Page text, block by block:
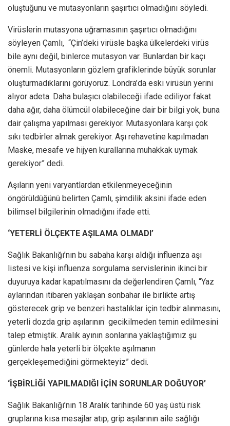
oluştuğunu ve mutasyonların şaşırtıcı olmadığını söyledi.
Virüslerin mutasyona uğramasının şaşırtıcı olmadığını
söyleyen Çamlı, “Çin’deki virüsle başka ülkelerdeki virüs
bile aynı değil, binlerce mutasyon var. Bunlardan bir kaçı
önemli. Mutasyonların gözlem grafiklerinde büyük sorunlar
oluşturmadıklarını görüyoruz. Londra’da eski virüsün yerini
alıyor adeta. Daha bulaşıcı olabileceği ifade ediliyor fakat
daha ağır, daha ölümcül olabileceğine dair bir bilgi yok, buna
dair çalışma yapılması gerekiyor. Mutasyonlara karşı çok
sıkı tedbirler almak gerekiyor. Aşı rehavetine kapılmadan
Maske, mesafe ve hijyen kurallarına muhakkak uymak
gerekiyor” dedi.
Aşıların yeni varyantlardan etkilenmeyeceğinin
öngörüldüğünü belirten Çamlı, şimdilik aksini ifade eden
bilimsel bilgilerinin olmadığını ifade etti.
‘YETERLİ ÖLÇEKTE AŞILAMA OLMADI’
Sağlık Bakanlığı’nın bu sabaha karşı aldığı influenza aşı
listesi ve kişi influenza sorgulama servislerinin ikinci bir
duyuruya kadar kapatılmasını da değerlendiren Çamlı, “Yaz
aylarından itibaren yaklaşan sonbahar ile birlikte artış
gösterecek grip ve benzeri hastalıklar için tedbir alınmasını,
yeterli dozda grip aşılarının gecikilmeden temin edilmesini
talep etmiştik. Aralık ayının sonlarına yaklaştığımız şu
günlerde hala yeterli bir ölçekte aşılmanın
gerçekleşemediğini görmekteyiz” dedi.
‘İŞBİRLİĞİ YAPILMADIĞI İÇİN SORUNLAR DOĞUYOR’
Sağlık Bakanlığı’nın 18 Aralık tarihinde 60 yaş üstü risk
gruplarına kısa mesajlar atıp, grip aşılarının aile sağlığı